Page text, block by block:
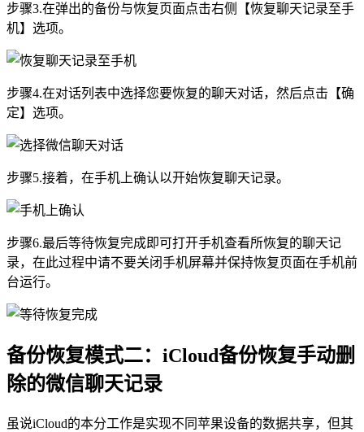
步骤3.在弹出的备份与恢复页面点击右侧【恢复聊天记录至手
机】选项。
步骤4.在对话列表中选择您要恢复的聊天对话，然后点击【确
定】选项。
步骤5.接着，在手机上确认以开始恢复聊天记录。
步骤6.最后等待恢复完成即可打开手机查看所恢复的聊天记
录，在此过程中请不要关闭手机屏幕并保持恢复页面在手机前
台运行。
备份恢复模式二：iCloud备份恢复手动删
除的微信聊天记录
虽说iCloud的本分工作是实现不同苹果设备的数据共享，但其